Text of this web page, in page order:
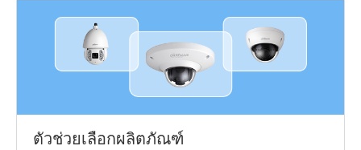
ตัวช่วยเลือกผลิตภัณฑ์